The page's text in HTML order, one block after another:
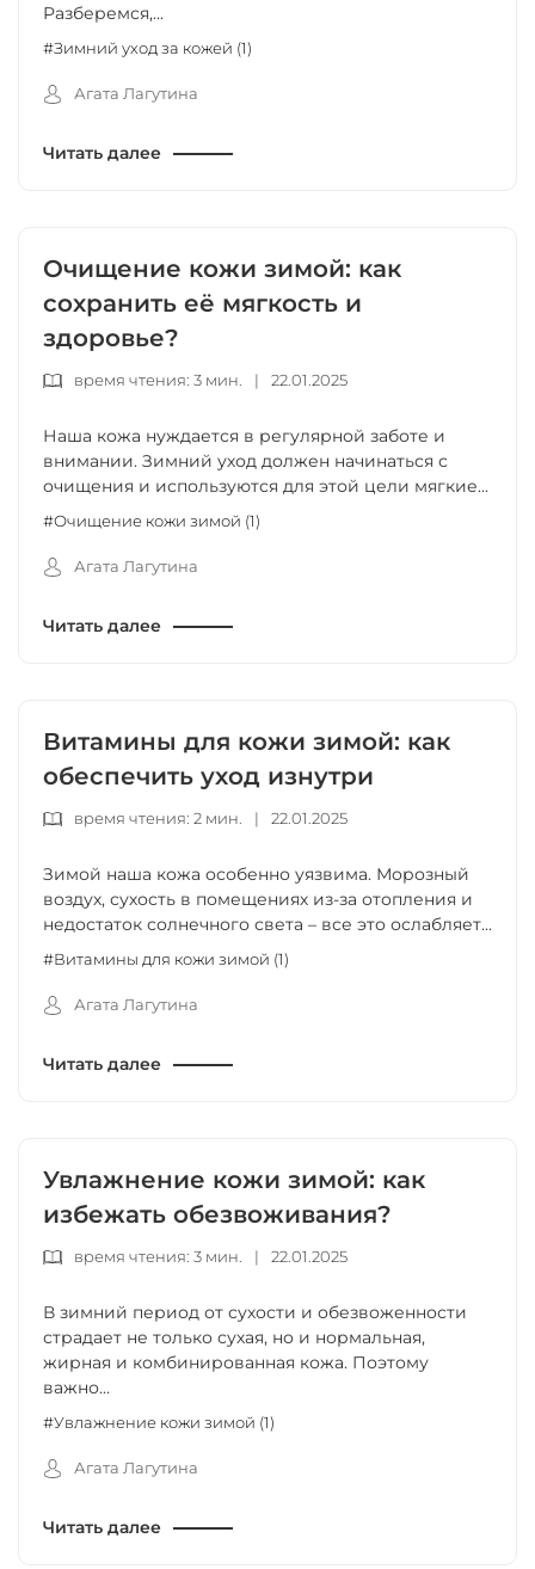
Разберемся,...
#Зимний уход за кожей (1)
Агата Лагутина
Читать далее
Очищение кожи зимой: как
сохранить её мягкость и
здоровье?
время чтения: 3 мин. | 22.01.2025
Наша кожа нуждается в регулярной заботе и
внимании. Зимний уход должен начинаться с
очищения и используются для этой цели мягкие...
#Очищение кожи зимой (1)
Агата Лагутина
Читать далее
Витамины для кожи зимой: как
обеспечить уход изнутри
время чтения: 2 мин. | 22.01.2025
Зимой наша кожа особенно уязвима. Морозный
воздух, сухость в помещениях из-за отопления и
недостаток солнечного света – все это ослабляет...
#Витамины для кожи зимой (1)
Агата Лагутина
Читать далее
Увлажнение кожи зимой: как
избежать обезвоживания?
время чтения: 3 мин. | 22.01.2025
В зимний период от сухости и обезвоженности
страдает не только сухая, но и нормальная,
жирная и комбинированная кожа. Поэтому
важно...
#Увлажнение кожи зимой (1)
Агата Лагутина
Читать далее